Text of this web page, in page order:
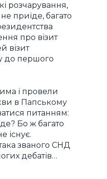
розчарування,
приїде, багато
про візит
візит
до першого
і провели
в Папському
питанням:
Бо ж багато
існує.
званого СНД
дебатів…